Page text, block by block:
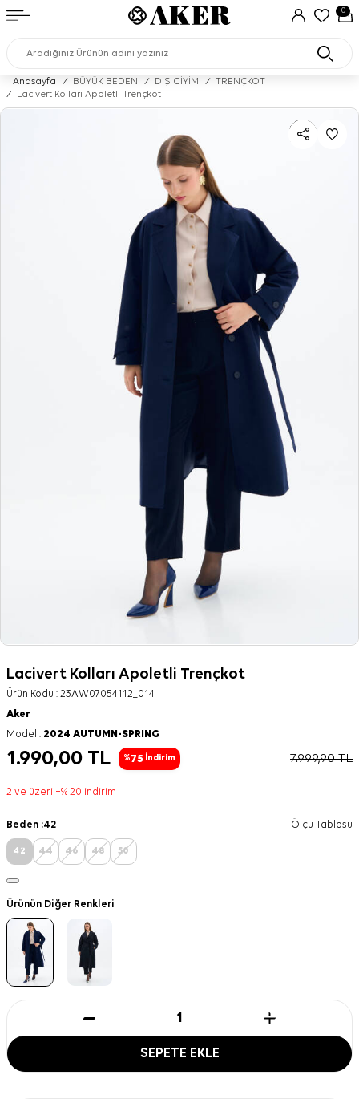
0
Anasayfa / BÜYÜK BEDEN / DIŞ GİYİM /
TRENÇKOT
/
Lacivert Kolları Apoletli Trençkot
Lacivert Kolları Apoletli Trençkot
Ürün Kodu : 23AW07054112_014
Aker
Model : 2024 AUTUMN-SPRING
1.990,00 TL %75 İndirim 7.999,90TL
2 ve üzeri +% 20 indirim
Beden :42 Ölçü Tablosu
42 44 46 48 50
Ürünün Diğer Renkleri
SEPETE EKLE